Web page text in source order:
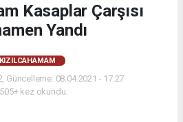
Kasaplar Çarşısı
Yandı
KIZILCAHAMAM
Güncelleme: 08.04.2021 - 17:27
kez okundu.